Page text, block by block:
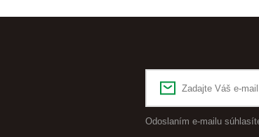
Odoslaním e-mailu